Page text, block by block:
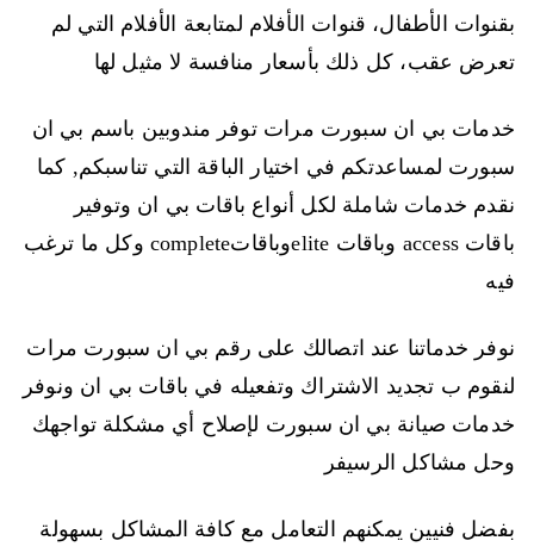
بقنوات الأطفال، قنوات الأفلام لمتابعة الأفلام التي لم
تعرض عقب، كل ذلك بأسعار منافسة لا مثيل لها
خدمات بي ان سبورت مرات توفر مندوبين باسم بي ان
سبورت لمساعدتكم في اختيار الباقة التي تناسبكم, كما
نقدم خدمات شاملة لكل أنواع باقات بي ان وتوفير
باقات access وباقات eliteوباقاتcomplete وكل ما ترغب
فيه
نوفر خدماتنا عند اتصالك على رقم بي ان سبورت مرات
لنقوم ب تجديد الاشتراك وتفعيله في باقات بي ان ونوفر
خدمات صيانة بي ان سبورت لإصلاح أي مشكلة تواجهك
وحل مشاكل الرسيفر
بفضل فنيين يمكنهم التعامل مع كافة المشاكل بسهولة